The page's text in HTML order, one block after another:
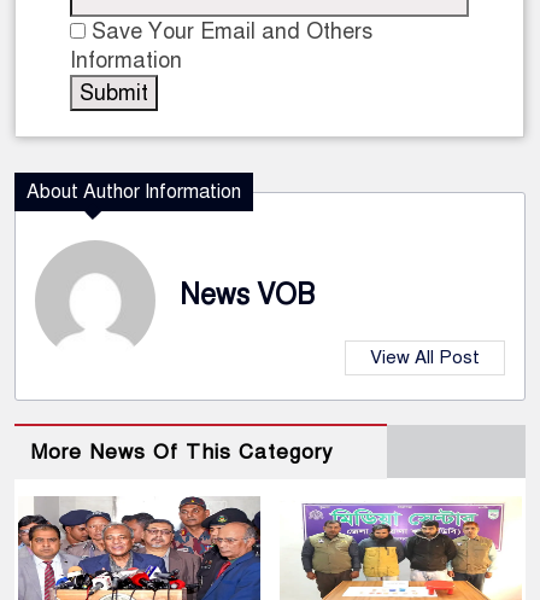
Save Your Email and Others
Information
About Author Information
News VOB
View All Post
More News Of This Category